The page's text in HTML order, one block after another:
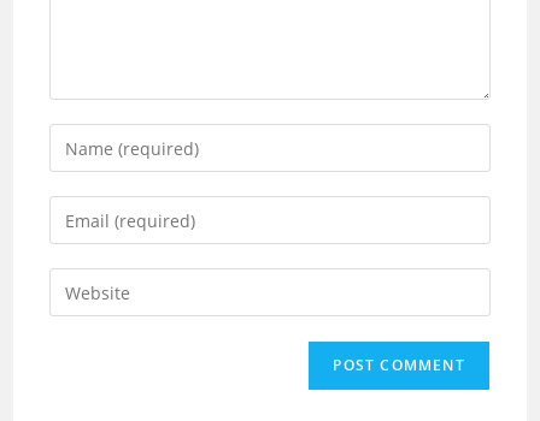
Enter
your
name
comment
Enter
your
email
address
Enter
your